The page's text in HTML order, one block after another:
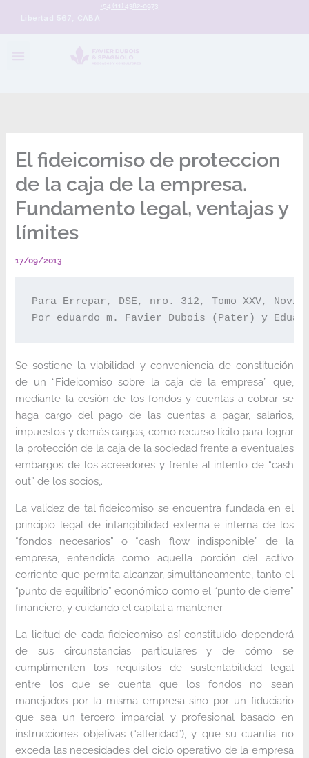
Libertad 567, CABA
+54 (11) 4382-0973
El fideicomiso de proteccion
de la caja de la empresa.
Fundamento legal, ventajas y
límites
17/09/2013
Para Errepar, DSE, nro. 312, Tomo XXV,
Por eduardo m. Favier Dubois (Pater) y
Se sostiene la viabilidad y conveniencia de constitución
de un “Fideicomiso sobre la caja de la empresa” que,
mediante la cesión de los fondos y cuentas a cobrar se
haga cargo del pago de las cuentas a pagar, salarios,
impuestos y demás cargas, como recurso lícito para lograr
la protección de la caja de la sociedad frente a eventuales
embargos de los acreedores y frente al intento de “cash
out” de los socios,.
La validez de tal fideicomiso se encuentra fundada en el
principio legal de intangibilidad externa e interna de los
“fondos necesarios” o “cash flow indisponible” de la
empresa, entendida como aquella porción del activo
corriente que permita alcanzar, simultáneamente, tanto el
“punto de equilibrio” económico como el “punto de cierre”
financiero, y cuidando el capital a mantener.
La licitud de cada fideicomiso así constituido dependerá
de sus circunstancias particulares y de cómo se
cumplimenten los requisitos de sustentabilidad legal
entre los que se cuenta que los fondos no sean
manejados por la misma empresa sino por un fiduciario
que sea un tercero imparcial y profesional basado en
instrucciones objetivas (“alteridad”), y que su cuantía no
exceda las necesidades del ciclo operativo de la empresa